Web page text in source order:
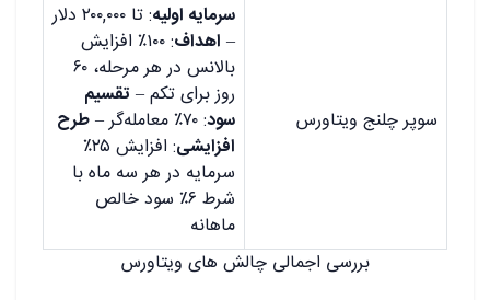
سوپر چلنج ویتاورس
سرمایه اولیه
: تا ۲۰۰,۰۰۰ دلار
– اهداف
: ۱۰۰٪ افزایش
بالانس در هر مرحله، ۶۰
روز برای تکم – تقسیم
سود: ۷۰٪ معامله‌گر –
طرح
افزایشی
: افزایش ۲۵٪
سرمایه در هر سه ماه با
شرط ۶٪ سود خالص
ماهانه
بررسی اجمالی چالش های ویتاورس